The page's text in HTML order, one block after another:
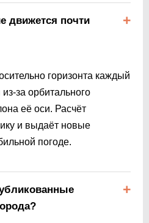
движется почти
горизонта каждый
за орбитального
её оси. Расчёт
и выдаёт новые
погоде.